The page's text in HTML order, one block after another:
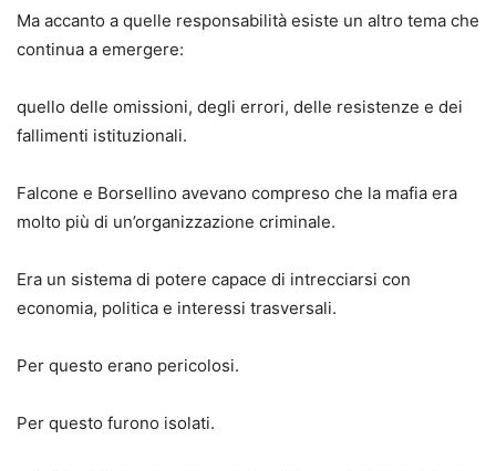
Ma accanto a quelle responsabilità esiste un altro tema che
continua a emergere:
quello delle omissioni, degli errori, delle resistenze e dei
fallimenti istituzionali.
Falcone e Borsellino avevano compreso che la mafia era
molto più di un’organizzazione criminale.
Era un sistema di potere capace di intrecciarsi con
economia, politica e interessi trasversali.
Per questo erano pericolosi.
Per questo furono isolati.